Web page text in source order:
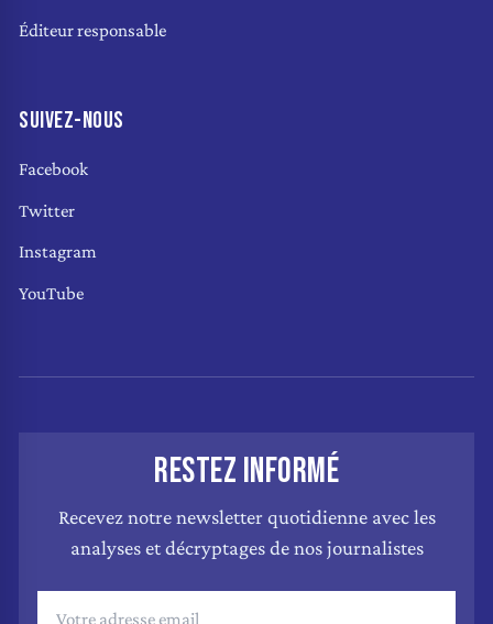
Éditeur responsable
SUIVEZ-NOUS
Facebook
Twitter
Instagram
YouTube
RESTEZ INFORMÉ
Recevez notre newsletter quotidienne avec les
analyses et décryptages de nos journalistes